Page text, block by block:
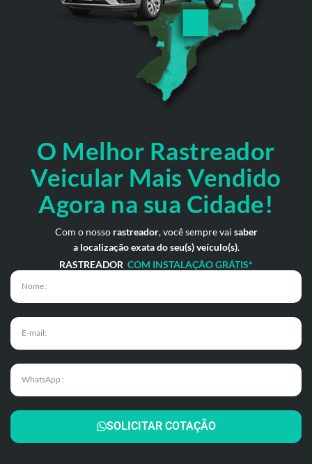
O Melhor Rastreador
Veicular Mais Vendido
Agora na sua Cidade!
Com o nosso rastreador, você sempre vai saber
a localização exata do seu(s) veículo(s).
RASTREADOR COM INSTALAÇÃO GRÁTIS*
SOLICITAR COTAÇÃO